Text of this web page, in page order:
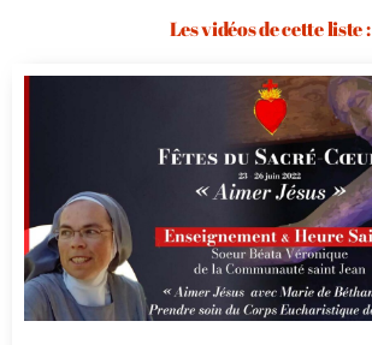
Les vidéos de cette liste :